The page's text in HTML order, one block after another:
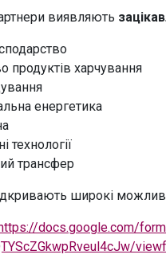
виявляють
продуктів харчування
енергетика
технології
трансфер
широкі
docs.google.com/